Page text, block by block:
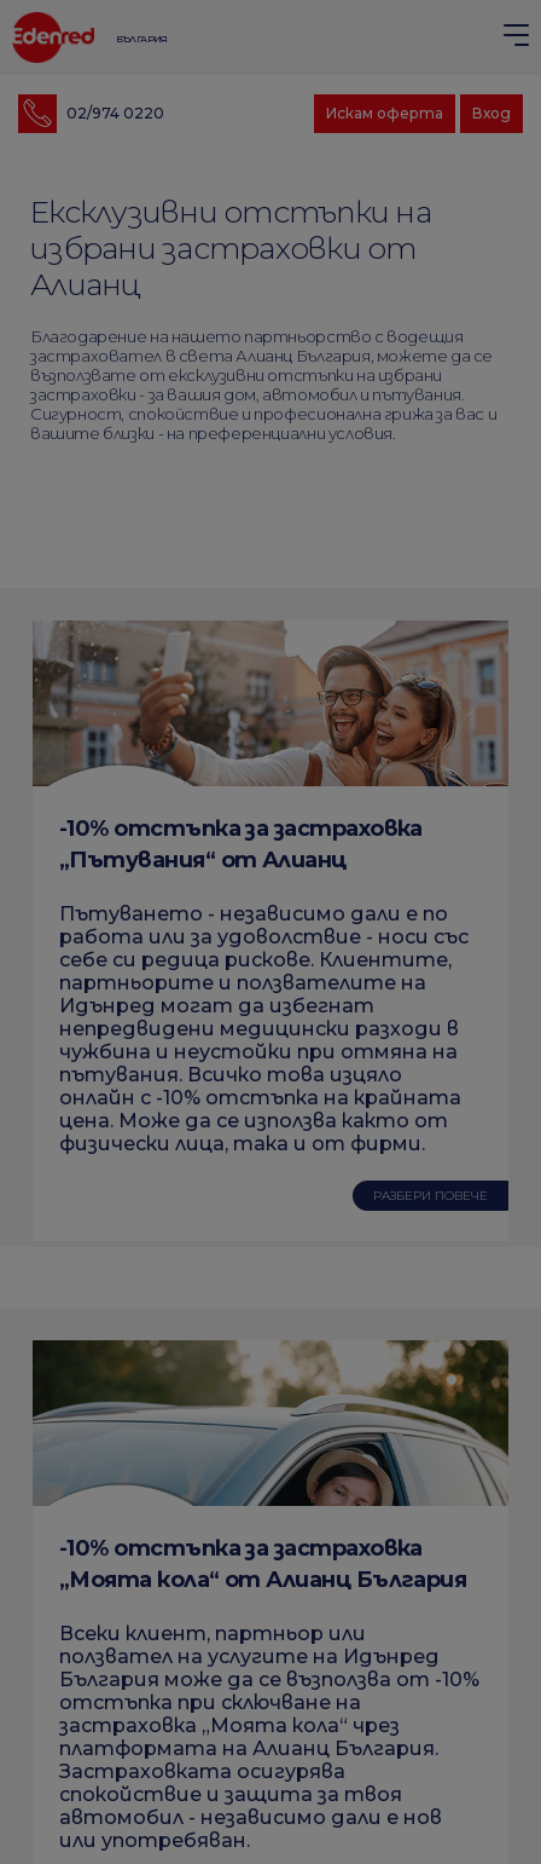
БЪЛГАРИЯ
02/974 0220 Вход
Искам оферта
Ексклузивни отстъпки на
избрани застраховки от
Алианц
Благодарение на нашето партньорство с водещия
застраховател в света Алианц България, можете да се
възползвате от ексклузивни отстъпки на избрани
застраховки - за вашия дом, автомобил и пътувания.
Сигурност, спокойствие и професионална грижа за вас и
вашите близки - на преференциални условия.
-10% отстъпка за застраховка
„Пътувания“ от Алианц
Пътуването - независимо дали е по
работа или за удоволствие - носи със
себе си редица рискове. Клиентите,
партньорите и ползвателите на
Идънред могат да избегнат
непредвидени медицински разходи в
чужбина и неустойки при отмяна на
пътувания. Всичко това изцяло
онлайн с -10% отстъпка на крайната
цена. Може да се използва както от
физически лица, така и от фирми.
РАЗБЕРИ ПОВЕЧЕ
-10% отстъпка за застраховка
„Моята кола“ от Алианц България
Всеки клиент, партньор или
ползвател на услугите на Идънред
България може да се възползва от -10%
отстъпка при сключване на
застраховка „Моята кола“ чрез
платформата на Алианц България.
Застраховката осигурява
спокойствие и защита за твоя
автомобил - независимо дали е нов
или употребяван.